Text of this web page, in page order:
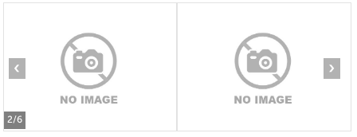
2/6
‹ ›